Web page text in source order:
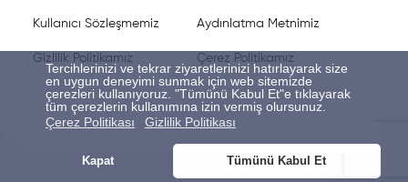
Tercihlerinizi ve tekrar ziyaretlerinizi hatırlayarak size
en uygun deneyimi sunmak için web sitemizde
çerezleri kullanıyoruz. "Tümünü Kabul Et"e tıklayarak
tüm çerezlerin kullanımına izin vermiş olursunuz.
Çerez Politikası
Gizlilik Politikası
Kapat Tümünü Kabul Et
Kullanıcı Sözleşmemiz Aydınlatma Metnimiz
Gizlilik Politikamız Çerez Politikamız